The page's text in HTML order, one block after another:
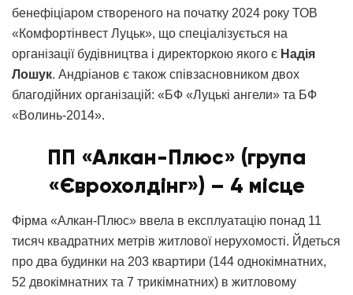
бенефіціаром створеного на початку 2024 року ТОВ
«Комфортінвест Луцьк», що спеціалізується на
організації будівництва і директоркою якого є Надія
Лошук. Андріанов є також співзасновником двох
благодійних організацій: «БФ «Луцькі ангели» та БФ
«Волинь-2014».
ПП «Алкан-Плюс» (група
«Єврохолдінг») – 4 місце
Фірма «Алкан-Плюс» ввела в експлуатацію понад 11
тисяч квадратних метрів житлової нерухомості. Йдеться
про два будинки на 203 квартири (144 однокімнатних,
52 двокімнатних та 7 трикімнатних) в житловому